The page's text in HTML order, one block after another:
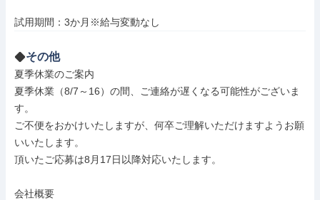
試用期間：3か月※給与変動なし
その他
夏季休業のご案内
夏季休業（8/7～16）の間、ご連絡が遅くなる可能性がございま
す。
ご不便をおかけいたしますが、何卒ご理解いただけますようお願
いいたします。
頂いたご応募は8月17日以降対応いたします。
会社概要